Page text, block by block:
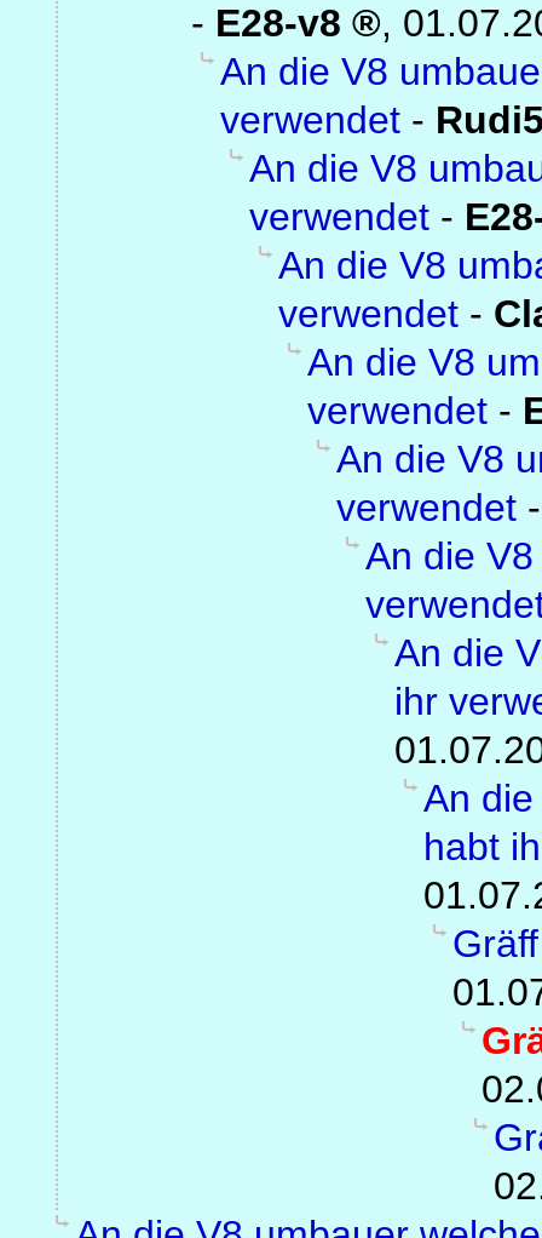
- E28-v8 ,
An die V8
verwendet -
An die V8
verwendet -
An die V8
verwendet -
An die V8
verwendet -
An die V8
verwendet
An die
An die
ihr
An
habt